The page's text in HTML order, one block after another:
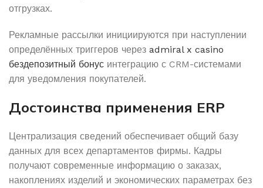
отгрузках.
Рекламные рассылки инициируются при наступлении
определённых триггеров через admiral x casino
бездепозитный бонус интеграцию с CRM-системами
для уведомления покупателей.
Достоинства применения ERP
Централизация сведений обеспечивает общий базу
данных для всех департаментов фирмы. Кадры
получают современные информацию о заказах,
накоплениях изделий и экономических параметрах без